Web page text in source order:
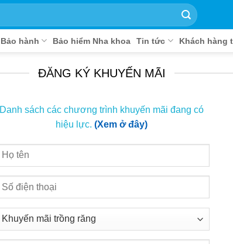
Bảo hành Bảo hiểm Nha khoa Tin tức Khách hàng
ĐĂNG KÝ KHUYẾN MÃI
Danh sách các chương trình khuyến mãi đang có
hiệu lực.(Xem ở đây)